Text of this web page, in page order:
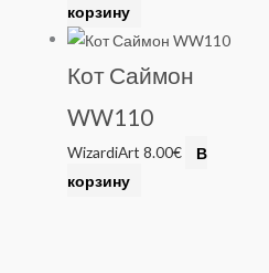
корзину
Кот Саймон
WW110
WizardiArt8.00€
В
корзину